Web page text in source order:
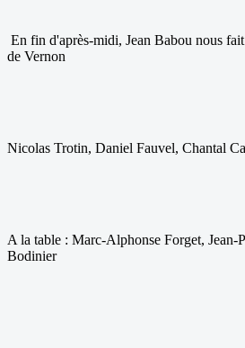
En fin d'après-midi, Jean Babou nous
de Vernon
Nicolas Trotin, Daniel Fauvel, Chantal
A la table : Marc-Alphonse Forget, Jean-
Bodinier